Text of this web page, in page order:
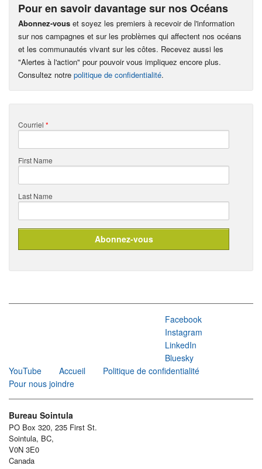
Pour en savoir davantage sur nos Océans
Abonnez-vous et soyez les premiers à recevoir de l'information
sur nos campagnes et sur les problèmes qui affectent nos océans
et les communautés vivant sur les côtes. Recevez aussi les
"Alertes à l'action" pour pouvoir vous impliquez encore plus.
Consultez notre politique de confidentialité.
Courriel *
First Name
Last Name
Facebook
Instagram
LinkedIn
Bluesky
YouTube
Accueil
Politique de confidentialité
Pour nous joindre
Bureau Sointula
PO Box 320, 235 First St.
Sointula, BC,
V0N 3E0
Canada